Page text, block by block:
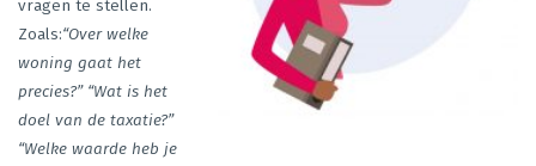
vragen te stellen.
Zoals:“Over welke
woning gaat het
precies?” “Wat is het
doel van de taxatie?”
“Welke waarde heb je